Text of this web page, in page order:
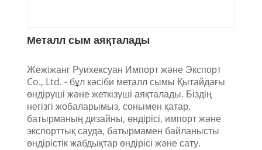
Металл сым аяқталады
Жежiжанг Руихексуан Импорт және Экспорт
Co., Ltd. - бұл кәсіби металл сымы Қытайдағы
өндіруші және жеткізуші аяқталады. Біздің
негізгі жобаларымыз, сонымен қатар,
батырманың дизайны, өндірісі, импорт және
экспорттық сауда, батырмамен байланысты
өндірістік жабдықтар өндірісі және сату.